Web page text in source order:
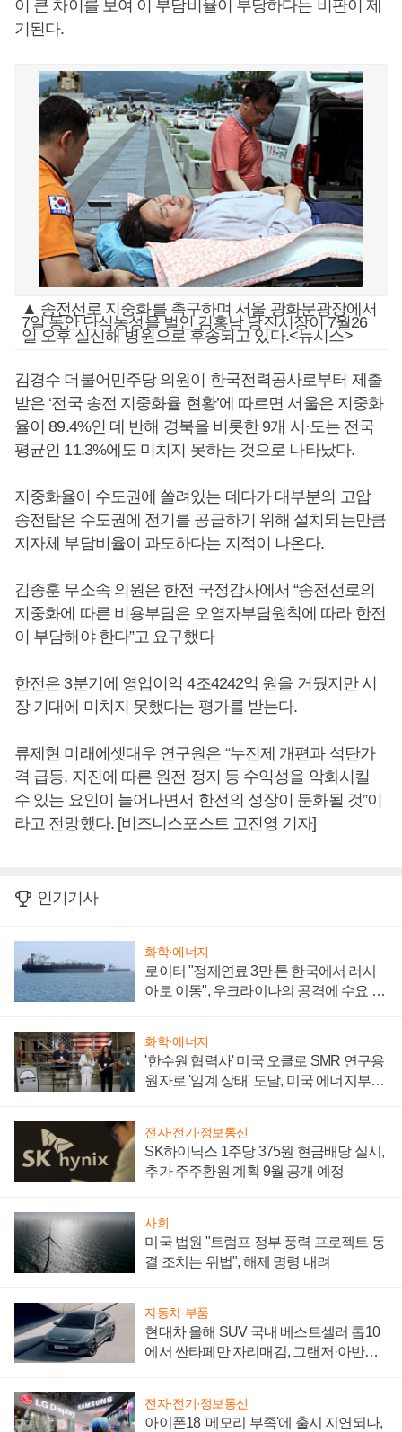
이 큰 차이를 보여 이 부담비율이 부당하다는 비판이 제
기된다.
▲ 송전선로 지중화를 촉구하며 서울 광화문광장에서
7일 동안 단식농성을 벌인 김홍남 당진시장이 7월26
일 오후 실신해 병원으로 후송되고 있다.<뉴시스>
김경수 더불어민주당 의원이 한국전력공사로부터 제출
받은 ‘전국 송전 지중화율 현황’에 따르면 서울은 지중화
율이 89.4%인 데 반해 경북을 비롯한 9개 시·도는 전국
평균인 11.3%에도 미치지 못하는 것으로 나타났다.
지중화율이 수도권에 쏠려있는 데다가 대부분의 고압
송전탑은 수도권에 전기를 공급하기 위해 설치되는만큼
지자체 부담비율이 과도하다는 지적이 나온다.
김종훈 무소속 의원은 한전 국정감사에서 “송전선로의
지중화에 따른 비용부담은 오염자부담원칙에 따라 한전
이 부담해야 한다”고 요구했다
한전은 3분기에 영업이익 4조4242억 원을 거뒀지만 시
장 기대에 미치지 못했다는 평가를 받는다.
류제현 미래에셋대우 연구원은 “누진제 개편과 석탄가
격 급등, 지진에 따른 원전 정지 등 수익성을 악화시킬
수 있는 요인이 늘어나면서 한전의 성장이 둔화될 것”이
라고 전망했다. [비즈니스포스트 고진영 기자]
인기기사
화학·에너지
로이터 "정제연료 3만 톤 한국에서 러시
아로 이동", 우크라이나의 공격에 수요 늘
화학·에너지
'한수원 협력사' 미국 오클로 SMR 연구용
원자로 '임계 상태' 도달, 미국 에너지부
전자·전기·정보통신
SK하이닉스 1주당 375원 현금배당 실시,
추가 주주환원 계획 9월 공개 예정
사회
미국 법원 "트럼프 정부 풍력 프로젝트 동
결 조치는 위법", 해제 명령 내려
자동차·부품
현대차 올해 SUV 국내 베스트셀러 톱10
에서 싼타페만 자리매김, 그랜저·아반떼
전자·전기·정보통신
아이폰18 '메모리 부족'에 출시 지연되나,